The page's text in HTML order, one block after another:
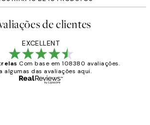
de clientes
EXCELLENT
Com base em 108380 avaliações.
algumas das avaliações aqui.